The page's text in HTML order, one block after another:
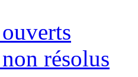
résolus